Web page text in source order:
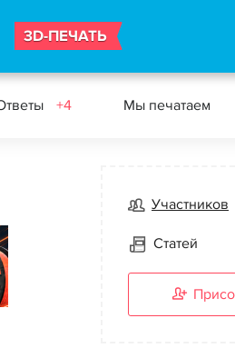
3D-ПЕЧАТЬ
+4 Мы печатаем
Участников
Статей